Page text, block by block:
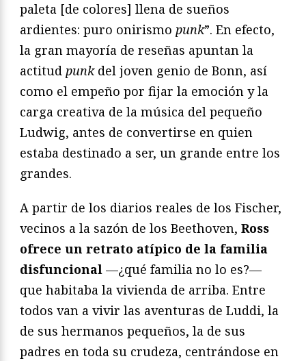
paleta [de colores] llena de sueños
ardientes: puro onirismo punk”. En efecto,
la gran mayoría de reseñas apuntan la
actitud punkdel joven genio de Bonn, así
como el empeño por fijar la emoción y la
carga creativa de la música del pequeño
Ludwig, antes de convertirse en quien
estaba destinado a ser, un grande entre los
grandes.
A partir de los diarios reales de los Fischer,
vecinos a la sazón de los Beethoven, Ross
ofrece un retrato atípico de la familia
disfuncional —¿qué familia no lo es?—
que habitaba la vivienda de arriba. Entre
todos van a vivir las aventuras de Luddi, la
de sus hermanos pequeños, la de sus
padres en toda su crudeza, centrándose en